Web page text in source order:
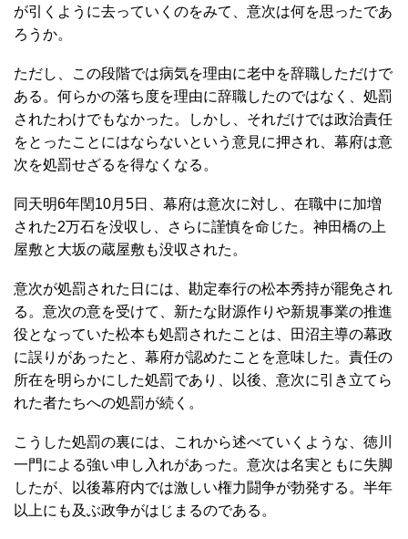
が引くように去っていくのをみて、意次は何を思ったであ
ろうか。
ただし、この段階では病気を理由に老中を辞職しただけで
ある。何らかの落ち度を理由に辞職したのではなく、処罰
されたわけでもなかった。しかし、それだけでは政治責任
をとったことにはならないという意見に押され、幕府は意
次を処罰せざるを得なくなる。
同天明6年閏10月5日、幕府は意次に対し、在職中に加増
された2万石を没収し、さらに謹慎を命じた。神田橋の上
屋敷と大坂の蔵屋敷も没収された。
意次が処罰された日には、勘定奉行の松本秀持が罷免され
る。意次の意を受けて、新たな財源作りや新規事業の推進
役となっていた松本も処罰されたことは、田沼主導の幕政
に誤りがあったと、幕府が認めたことを意味した。責任の
所在を明らかにした処罰であり、以後、意次に引き立てら
れた者たちへの処罰が続く。
こうした処罰の裏には、これから述べていくような、徳川
一門による強い申し入れがあった。意次は名実ともに失脚
したが、以後幕府内では激しい権力闘争が勃発する。半年
以上にも及ぶ政争がはじまるのである。